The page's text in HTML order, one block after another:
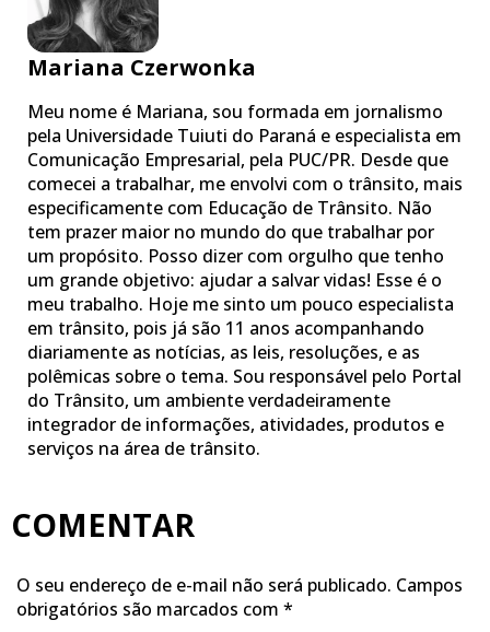
Mariana Czerwonka
Meu nome é Mariana, sou formada em jornalismo
pela Universidade Tuiuti do Paraná e especialista em
Comunicação Empresarial, pela PUC/PR. Desde que
comecei a trabalhar, me envolvi com o trânsito, mais
especificamente com Educação de Trânsito. Não
tem prazer maior no mundo do que trabalhar por
um propósito. Posso dizer com orgulho que tenho
um grande objetivo: ajudar a salvar vidas! Esse é o
meu trabalho. Hoje me sinto um pouco especialista
em trânsito, pois já são 11 anos acompanhando
diariamente as notícias, as leis, resoluções, e as
polêmicas sobre o tema. Sou responsável pelo Portal
do Trânsito, um ambiente verdadeiramente
integrador de informações, atividades, produtos e
serviços na área de trânsito.
COMENTAR
O seu endereço de e-mail não será publicado. Campos
obrigatórios são marcados com *